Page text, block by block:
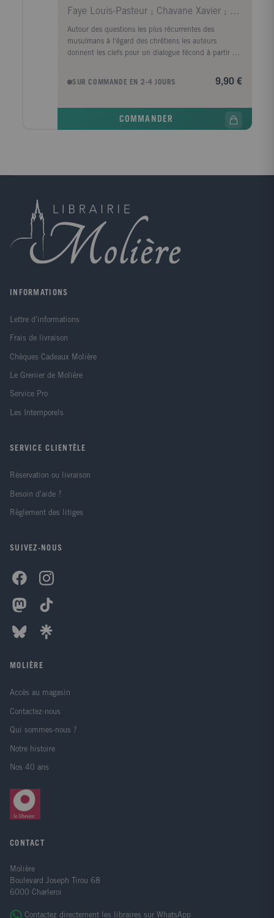
les musulmans
Faye Louis-Pasteur ; Chavane Xavier ; Aumonier Eri
Autour des questions les plus récurrentes des
musulmans à l'égard des chrétiens les auteurs
donnent les clefs pour un dialogue fécond à partir du
vision de cette foi par l'Islam et apporte ainsi des
SUR COMMANDE EN 2-4 JOURS 9,90 €
COMMANDER
INFORMATIONS
Lettre d'informations
Frais de livraison
Chèques Cadeaux Molière
Le Grenier de Molière
Service Pro
Les Intemporels
SERVICE CLIENTÈLE
Réservation ou livraison
Besoin d'aide ?
Règlement des litiges
SUIVEZ-NOUS
MOLIÈRE
Accès au magasin
Contactez-nous
Qui sommes-nous ?
Notre histoire
Nos 40 ans
CONTACT
Molière
Boulevard Joseph Tirou 68
6000 Charleroi
Contactez directement les libraires sur WhatsApp